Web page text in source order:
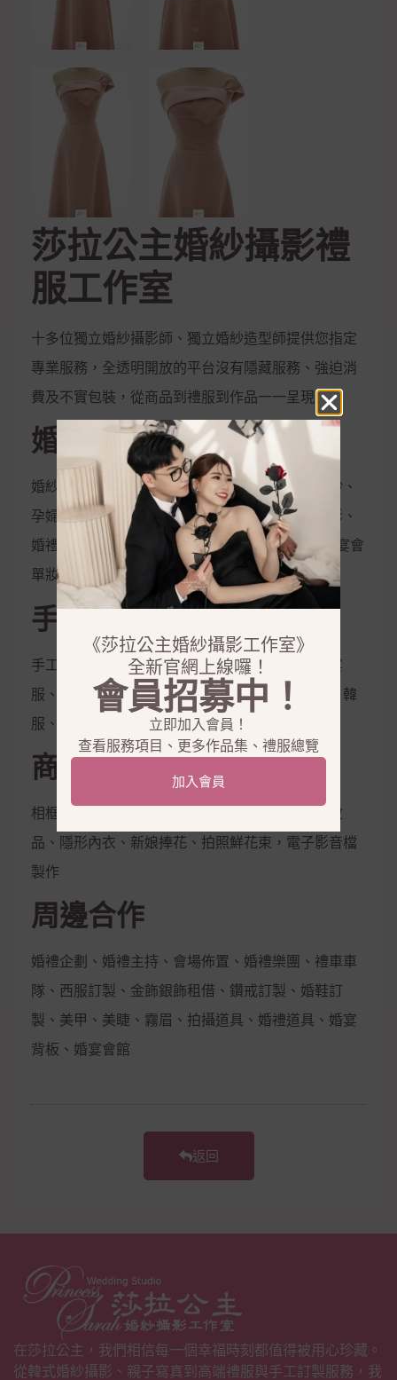
莎拉公主婚紗攝影禮
服工作室
十多位獨立婚紗攝影師、獨立婚紗造型師提供您指定
專業服務，全透明開放的平台沒有隱藏服務、強迫消
費及不實包裝，從商品到禮服到作品一一呈現
婚紗攝影服務
婚紗攝影、兒童攝影、藝術照、閨密照、彩虹婚紗、
孕婦照、全家福、活動拍攝、婚禮攝影、宴會攝影、
婚禮錄影、宴會錄影、MV專輯錄影、新娘秘書、宴會
單妝
手工禮服出租
手工白紗、手工晚禮服、紳士西服、媽媽服、晚宴
服、伴娘服、孕婦禮服、秀和服、龍鳳掛、唐服、韓
服、花童服
商品銷售
相框、相本、雜誌本、喜帖、定妝液、控油保濕妝
品、隱形內衣、新娘捧花、拍照鮮花束，電子影音檔
製作
周邊合作
婚禮企劃、婚禮主持、會場佈置、婚禮樂團、禮車車
隊、西服訂製、金飾銀飾租借、鑽戒訂製、婚鞋訂
製、美甲、美睫、霧眉、拍攝道具、婚禮道具、婚宴
背板、婚宴會館
返回
在莎拉公主，我們相信每一個幸福時刻都值得被用心珍藏。
從韓式婚紗攝影、親子寫真到高端禮服與手工訂製服務，我
《莎拉公主婚紗攝影工作室》
全新官網上線囉！
會員招募中！
立即加入會員！
查看服務項目、更多作品集、禮服總覽
加入會員